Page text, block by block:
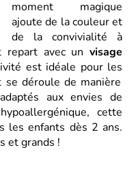
moment magique
ajoute de la couleur et
de la convivialité à
repart avec un visage
est idéale pour les
se déroule de manière
aux envies de
cette
les enfants dès 2 ans.
et grands !